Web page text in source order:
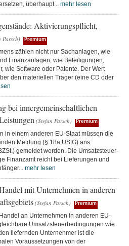
überhaupt... mehr lesen
Aktivierungspflicht,
Parsch) Premium
zählen nicht nur Sachanlagen, wie
Finanzanlagen, wie Beteiligungen,
wie Software oder Patente. Der Wert
den materiellen Träger (eine CD oder
bei innergemeinschaftlichen
(Stefan Parsch) Premium
in einem anderen EU-Staat müssen die
Meldung (§ 18a UStG) ans
gemeldet werden. Die Umsatzsteuer-
Finanzamt reicht bei Lieferungen und
mehr lesen
mit Unternehmen in anderen
(Stefan Parsch) Premium
an Unternehmen in anderen EU-
Umsatzsteuerbedingungen wie
liefernden Unternehmer ist die
Voraussetzungen von der